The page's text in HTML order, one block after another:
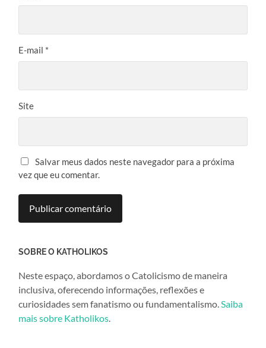
E-mail *
Site
Salvar meus dados neste navegador para a próxima
vez que eu comentar.
SOBRE O KATHOLIKOS
Neste espaço, abordamos o Catolicismo de maneira
inclusiva, oferecendo informações, reflexões e
curiosidades sem fanatismo ou fundamentalismo.Saiba
mais sobre Katholikos.